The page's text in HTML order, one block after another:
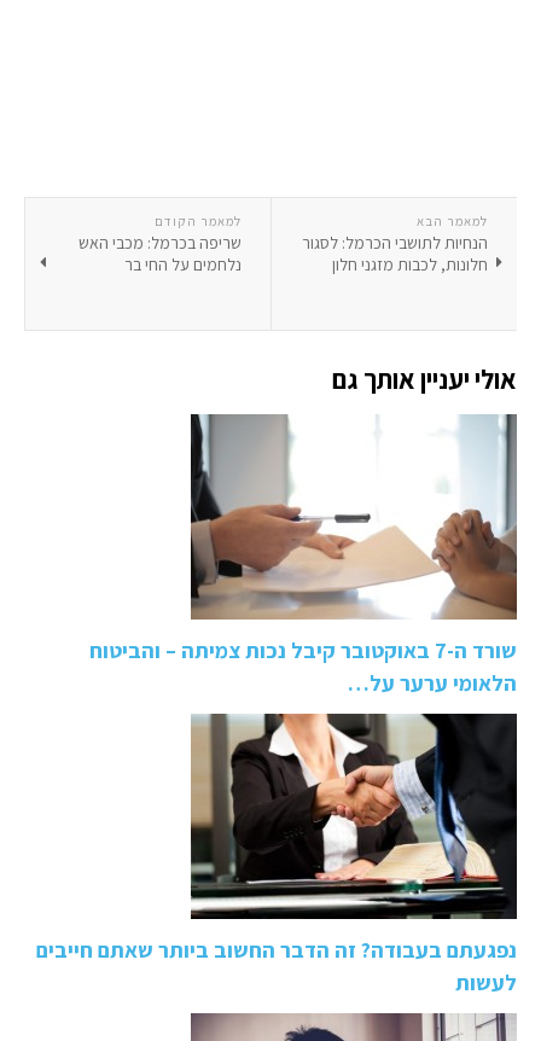
למאמר הקודם
שריפה בכרמל: מכבי האש
נלחמים על החי בר
למאמר הבא
הנחיות לתושבי הכרמל: לסגור
חלונות, לכבות מזגני חלון
אולי יעניין אותך גם
שורד ה-7 באוקטובר קיבל נכות צמיתה – והביטוח
הלאומי ערער על…
נפגעתם בעבודה? זה הדבר החשוב ביותר שאתם חייבים
לעשות